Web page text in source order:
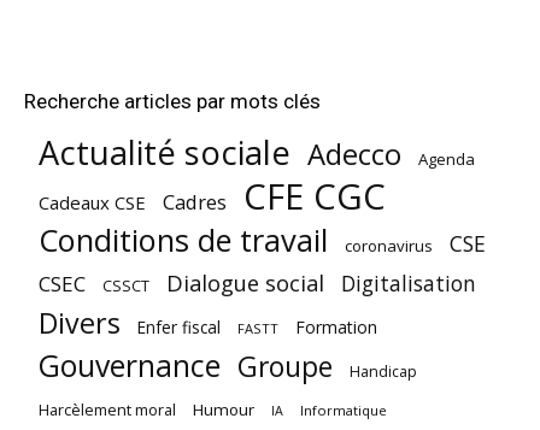
Recherche articles par mots clés
Actualité sociale Adecco Agenda
Cadeaux CSE Cadres CFE CGC
Conditions de travail coronavirus CSE
CSEC CSSCT Dialogue social Digitalisation
Divers Enfer fiscal FASTT Formation
Gouvernance Groupe Handicap
Harcèlement moral Humour IA Informatique